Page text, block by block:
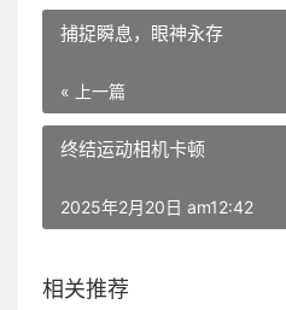
捕捉瞬息，眼神永存
« 上一篇
终结运动相机卡顿
2025年2月20日 am12:42
相关推荐